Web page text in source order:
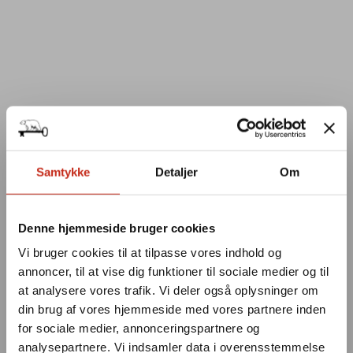
Samtykke Detaljer Om
Denne hjemmeside bruger cookies
Vi bruger cookies til at tilpasse vores indhold og
annoncer, til at vise dig funktioner til sociale medier og til
at analysere vores trafik. Vi deler også oplysninger om
din brug af vores hjemmeside med vores partnere inden
for sociale medier, annonceringspartnere og
analysepartnere. Vi indsamler data i overensstemmelse